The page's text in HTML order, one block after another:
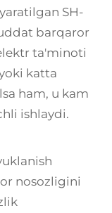
SH-
barqaror
ta'minoti
katta
ham, u kam
ishlaydi.
nosozligini